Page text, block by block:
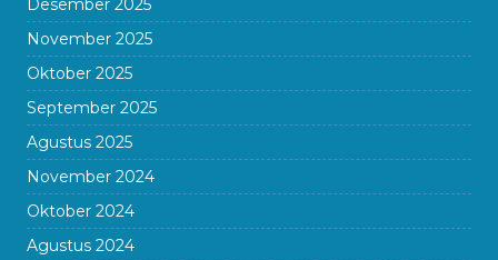
Desember 2025
November 2025
Oktober 2025
September 2025
Agustus 2025
November 2024
Oktober 2024
Agustus 2024